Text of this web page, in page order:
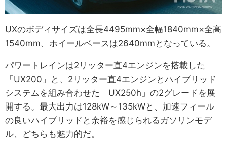
UXのボディサイズは全長4495mm×全幅1840mm×全高
1540mm、ホイールベースは2640mmとなっている。
パワートレインは2リッター直4エンジンを搭載した
「UX200」と、2リッター直4エンジンとハイブリッド
システムを組み合わせた「UX250h」の2グレードを展
開する。最大出力は128kW～135kWと、加速フィール
の良いハイブリッドと余裕を感じられるガソリンモデ
ル、どちらも魅力的だ。